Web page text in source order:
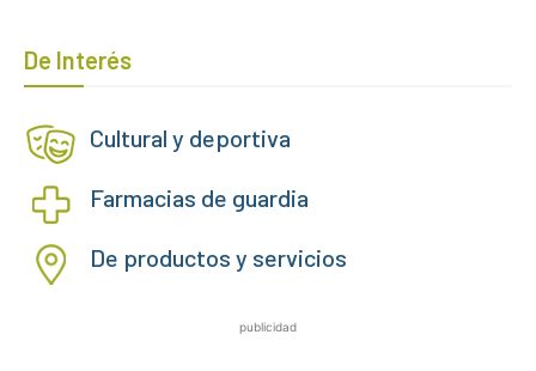
De Interés
Cultural y deportiva
Farmacias de guardia
De productos y servicios
publicidad